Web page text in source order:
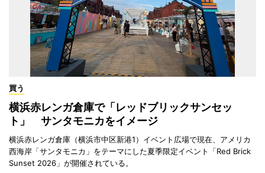
買う
横浜赤レンガ倉庫で「レッドブリックサンセッ
ト」 サンタモニカをイメージ
横浜赤レンガ倉庫（横浜市中区新港1）イベント広場で現在、アメリカ
西海岸「サンタモニカ」をテーマにした夏季限定イベント「Red Brick
Sunset 2026」が開催されている。